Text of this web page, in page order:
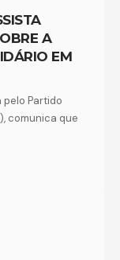
A
EM
pelo Partido
comunica que